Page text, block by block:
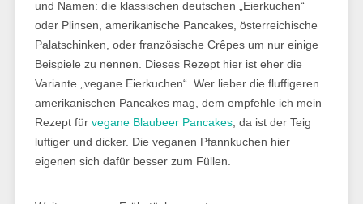
und Namen: die klassischen deutschen „Eierkuchen“
oder Plinsen, amerikanische Pancakes, österreichische
Palatschinken, oder französische Crêpes um nur einige
Beispiele zu nennen. Dieses Rezept hier ist eher die
Variante „vegane Eierkuchen“. Wer lieber die fluffigeren
amerikanischen Pancakes mag, dem empfehle ich mein
Rezept für vegane Blaubeer Pancakes, da ist der Teig
luftiger und dicker. Die veganen Pfannkuchen hier
eigenen sich dafür besser zum Füllen.